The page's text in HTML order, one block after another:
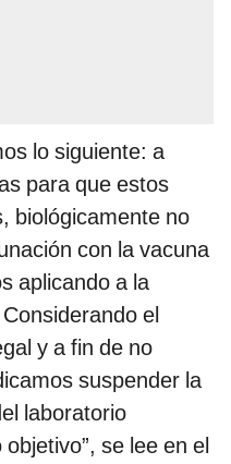
lo siguiente: a
para que estos
biológicamente no
con la vacuna
aplicando a la
el
y a fin de no
suspender la
laboratorio
se lee en el